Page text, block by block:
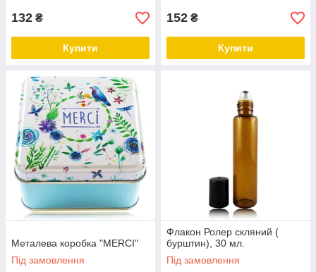
132 ₴
Купити
152 ₴
Купити
Металева коробка "MERCI"
Під замовлення
Флакон Ролер скляний (
бурштин), 30 мл.
Під замовлення